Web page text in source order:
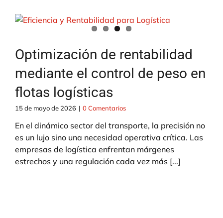
Optimización de rentabilidad
mediante el control de peso en
flotas logísticas
15 de mayo de 2026 | 0 Comentarios
En el dinámico sector del transporte, la precisión no
es un lujo sino una necesidad operativa crítica. Las
empresas de logística enfrentan márgenes
estrechos y una regulación cada vez más [...]